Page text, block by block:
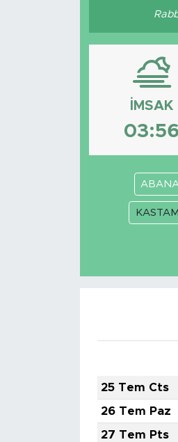
İMSAK
03:56
ABANA
25 Tem Cts
26 Tem Paz
27 Tem Pts